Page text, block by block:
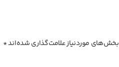
بخش‌های موردنیاز علامت‌گذاری شده‌اند*